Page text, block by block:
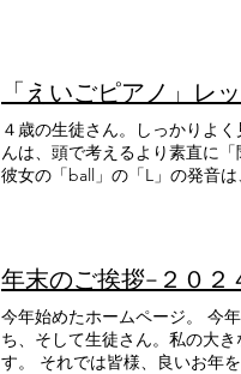
「えいごピアノ」レ
４歳の生徒さん。しっかりよ
んは、頭で考えるより素直に
彼女の「ball」の「L」の発音
年末のご挨拶−２０２
今年始めたホームページ。 今
ち、そして生徒さん。私の大
す。 それでは皆様、良いお年